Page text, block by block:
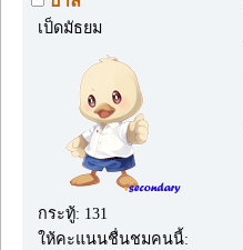
เป็ดมัธยม
กระทู้: 131
ให้คะแนนชื่นชมคนนี้: